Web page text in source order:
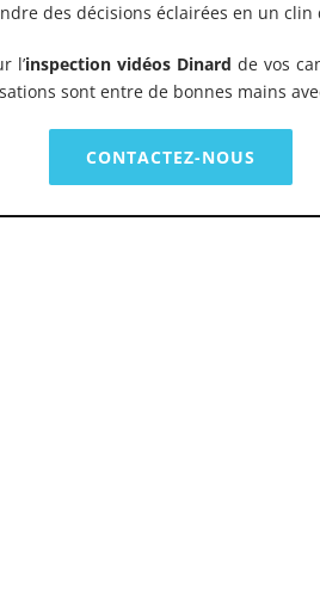
des décisions éclairées en un clin
l’inspection vidéos Dinard de vos
sont entre de bonnes mains
CONTACTEZ-NOUS